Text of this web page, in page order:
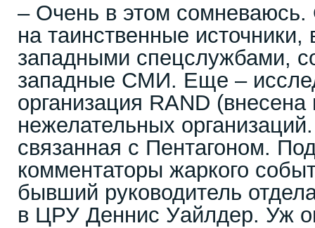
– Очень в этом сомневаюсь.
на таинственные
западными спецслужбами,
западные СМИ. Еще –
организация RAND
нежелательных
связанная с Пентагоном.
комментаторы жаркого
бывший руководитель
в ЦРУ Деннис Уайлдер. Уж